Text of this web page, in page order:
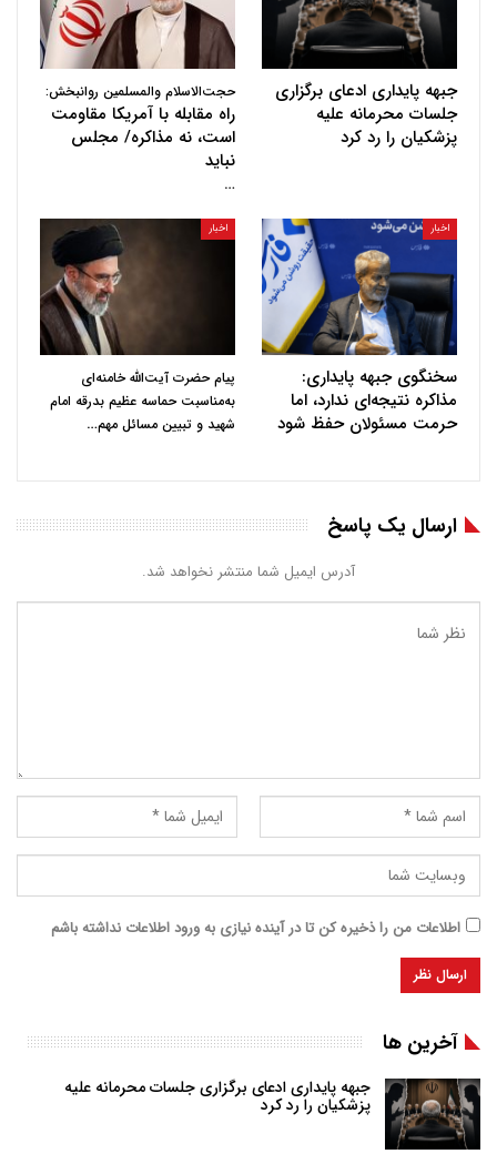
جبهه پایداری ادعای برگزاری
جلسات محرمانه علیه
پزشکیان را رد کرد
حجت‌الاسلام والمسلمین روانبخش:
راه مقابله با آمریکا مقاومت
است، نه مذاکره/ مجلس
نباید
…
اخبار
سخنگوی جبهه پایداری:
مذاکره نتیجه‌ای ندارد، اما
حرمت مسئولان حفظ شود
اخبار
پیام حضرت آیت‌الله خامنه‌ای
به‌مناسبت حماسه عظیم بدرقه امام
شهید و تبیین مسائل مهم…
ارسال یک پاسخ
آدرس ایمیل شما منتشر نخواهد شد.
اطلاعات من را ذخیره کن تا در آینده نیازی به ورود اطلاعات نداشته باشم
آخرین ها
جبهه پایداری ادعای برگزاری جلسات محرمانه علیه
پزشکیان را رد کرد